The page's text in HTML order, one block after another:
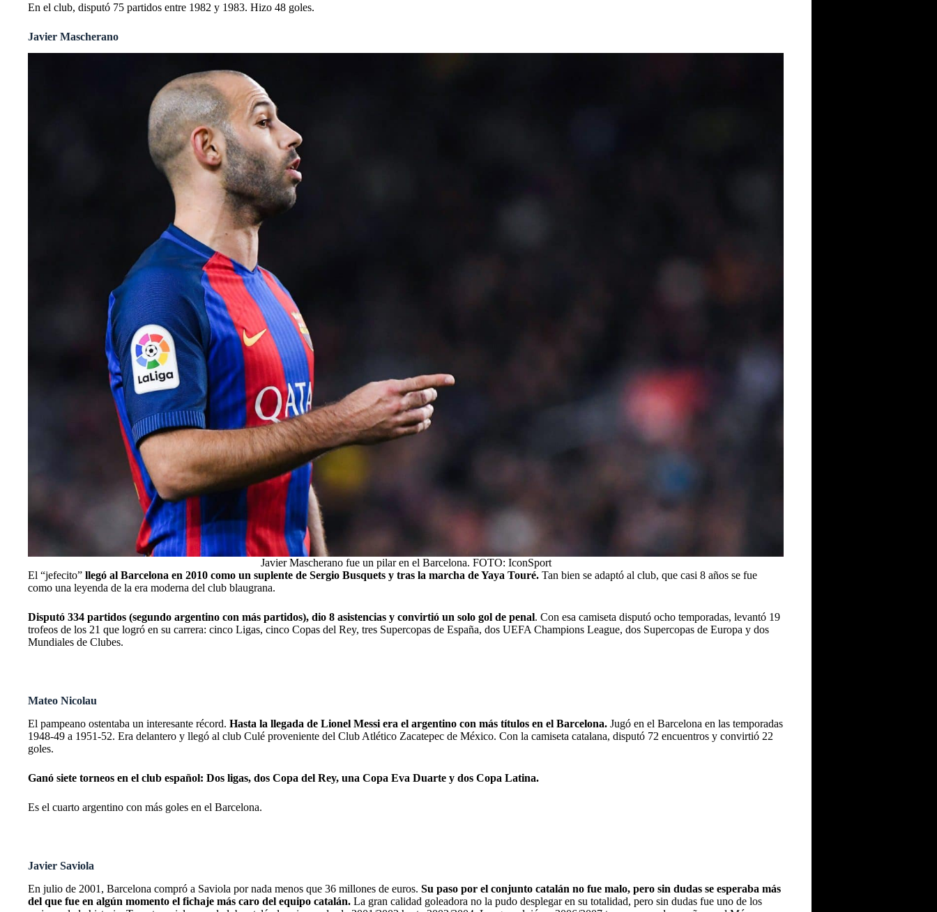
En el club, disputó 75 partidos entre 1982 y 1983. Hizo 48 goles.
Javier Mascherano
Javier Mascherano fue un pilar en el Barcelona. FOTO: IconSport
El “jefecito” llegó al Barcelona en 2010 como un suplente de Sergio Busquets y tras la marcha de Yaya Touré. Tan bien se adaptó al club, que casi 8 años se fue
como una leyenda de la era moderna del club blaugrana.
Disputó 334 partidos (segundo argentino con más partidos), dio 8 asistencias y convirtió un solo gol de penal. Con esa camiseta disputó ocho temporadas, levantó 19
trofeos de los 21 que logró en su carrera: cinco Ligas, cinco Copas del Rey, tres Supercopas de España, dos UEFA Champions League, dos Supercopas de Europa y dos
Mundiales de Clubes.
Mateo Nicolau
El pampeano ostentaba un interesante récord. Hasta la llegada de Lionel Messi era el argentino con más títulos en el Barcelona. Jugó en el Barcelona en las temporadas
1948-49 a 1951-52. Era delantero y llegó al club Culé proveniente del Club Atlético Zacatepec de México. Con la camiseta catalana, disputó 72 encuentros y convirtió 22
goles.
Ganó siete torneos en el club español: Dos ligas, dos Copa del Rey, una Copa Eva Duarte y dos Copa Latina.
Es el cuarto argentino con más goles en el Barcelona.
Javier Saviola
En julio de 2001, Barcelona compró a Saviola por nada menos que 36 millones de euros. Su paso por el conjunto catalán no fue malo, pero sin dudas se esperaba más
del que fue en algún momento el fichaje más caro del equipo catalán. La gran calidad goleadora no la pudo desplegar en su totalidad, pero sin dudas fue uno de los